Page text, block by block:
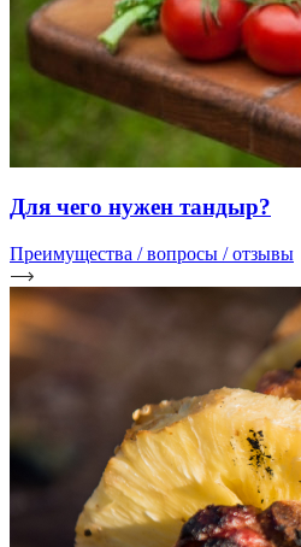
Для чего нужен тандыр?
Преимущества / вопросы / отзывы